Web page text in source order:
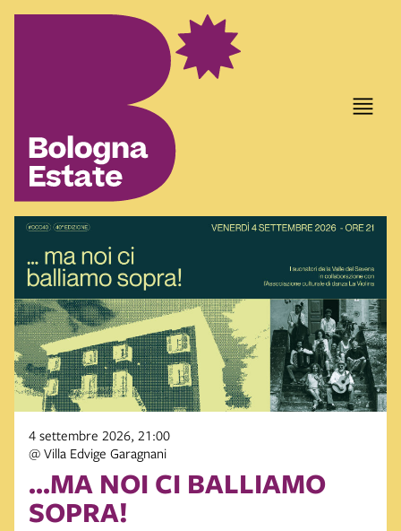
4 settembre 2026, 21:00
@ Villa Edvige Garagnani
...MA NOI CI BALLIAMO
SOPRA!